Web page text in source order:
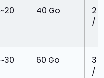
~20 40 Go
2
/ 2
~30 60 Go
3
/ 3